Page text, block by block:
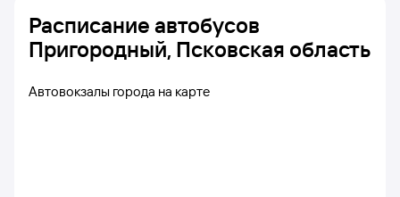
Расписание автобусов
Пригородный, Псковская область
Автовокзалы города на карте